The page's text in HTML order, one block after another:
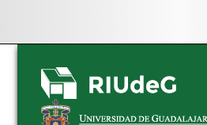
Skip
navigation